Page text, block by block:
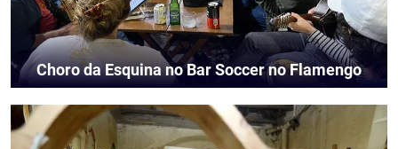
Choro da Esquina no Bar Soccer no Flamengo